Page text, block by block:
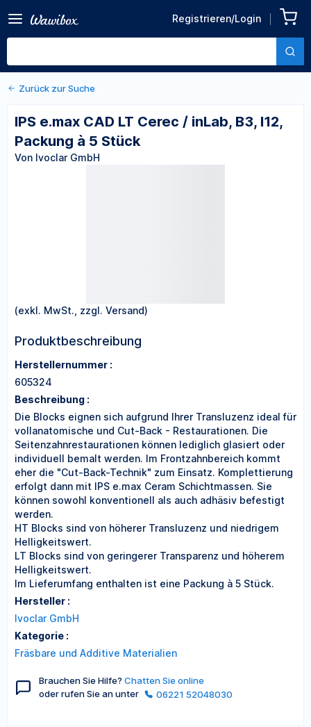
Registrieren/Login
inLab, B3, I12, Packung à 5
Stück
Von Ivoclar GmbH
Zurück zu den Produktdetails
Zurück zur Suche
IPS e.max CAD LT Cerec / inLab, B3, I12,
Packung à 5 Stück
Von Ivoclar GmbH
(exkl. MwSt., zzgl. Versand)
Produktbeschreibung
Herstellernummer :
605324
Beschreibung :
Die Blocks eignen sich aufgrund Ihrer Transluzenz ideal für
vollanatomische und Cut-Back - Restaurationen. Die
Seitenzahnrestaurationen können lediglich glasiert oder
individuell bemalt werden. Im Frontzahnbereich kommt
eher die "Cut-Back-Technik" zum Einsatz. Komplettierung
erfolgt dann mit IPS e.max Ceram Schichtmassen. Sie
können sowohl konventionell als auch adhäsiv befestigt
werden.
HT Blocks sind von höherer Transluzenz und niedrigem
Helligkeitswert.
LT Blocks sind von geringerer Transparenz und höherem
Helligkeitswert.
Im Lieferumfang enthalten ist eine Packung à 5 Stück.
Hersteller :
Ivoclar GmbH
Kategorie :
Fräsbare und Additive Materialien
Brauchen Sie Hilfe? Chatten Sie online
oder rufen Sie an unter
06221 52048030